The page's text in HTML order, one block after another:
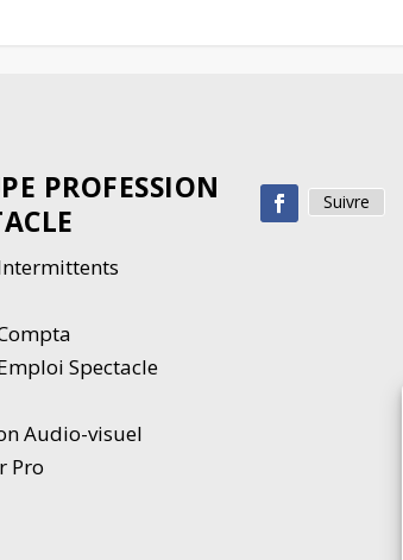
PROFESSION
Spectacle
Audio-visuel
Pro
Suivre